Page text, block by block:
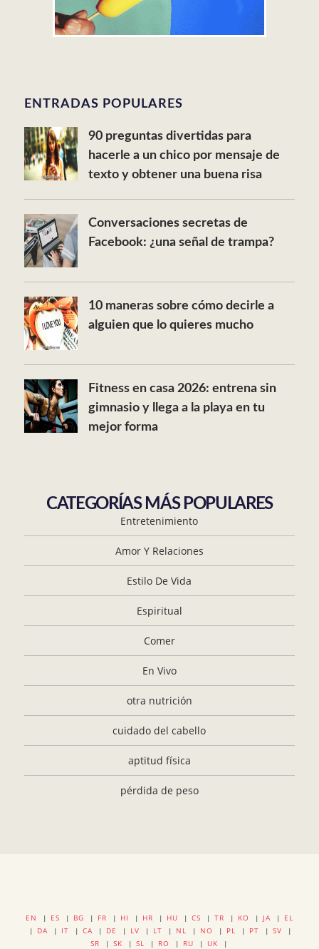
ENTRADAS POPULARES
90 preguntas divertidas para
hacerle a un chico por mensaje de
texto y obtener una buena risa
Conversaciones secretas de
Facebook: ¿una señal de trampa?
10 maneras sobre cómo decirle a
alguien que lo quieres mucho
Fitness en casa 2026: entrena sin
gimnasio y llega a la playa en tu
mejor forma
CATEGORÍAS MÁS POPULARES
Entretenimiento
Amor Y Relaciones
Estilo De Vida
Espiritual
Comer
En Vivo
otra nutrición
cuidado del cabello
aptitud física
pérdida de peso
EN | ES | BG | FR | HI | HR | HU | CS | TR | KO | JA | EL
| DA | IT | CA | DE | LV | LT | NL | NO | PL | PT | SV |
SR | SK | SL | RO | RU | UK |